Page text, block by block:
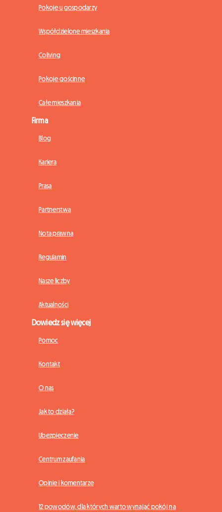
Pokoje u gospodarzy
Współdzielone mieszkania
Coliving
Pokoje gościnne
Całe mieszkania
Firma
Blog
Kariera
Prasa
Partnerstwa
Nota prawna
Regulamin
Nasze liczby
Aktualności
Dowiedz się więcej
Pomoc
Kontakt
O nas
Jak to działa?
Ubezpieczenie
Centrum zaufania
Opinie i komentarze
12 powodów, dla których warto wynająć pokój na